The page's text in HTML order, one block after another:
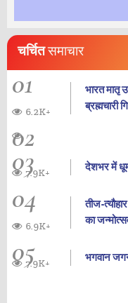
चर्चितसमाचार
01
भारत मातृ
ब्रह्मचारी
6.2K+
02
03 देशभर में
7.9K+
04
तीज-
का
6.9K+
05 भगवान
7.9K+